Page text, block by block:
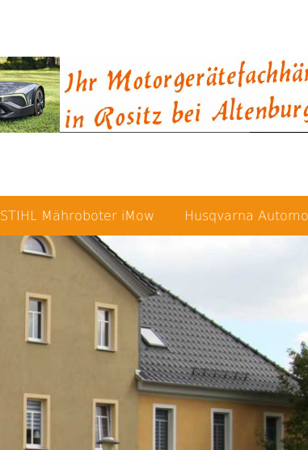
STIHL Mähroboter iMow Husqvarna